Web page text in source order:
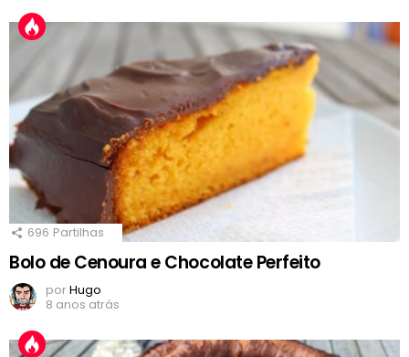
696 Partilhas
Bolo de Cenoura e Chocolate Perfeito
porHugo
8 anos atrás